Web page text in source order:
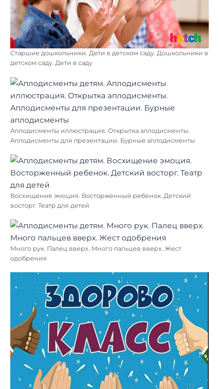
Старшие дошкольники. Дети в детском саду. Дошкольники в
детском саду. Дети в саду
Аплодисменты иллюстрация. Открытка аплодисменты.
Аплодисменты для презентации. Бурные аплодисменты
Восхищение эмоция. Восторженный ребенок. Детский
восторг. Театр для детей
Много рук. Палец вверх. Много пальцев вверх. Жест
одобрения